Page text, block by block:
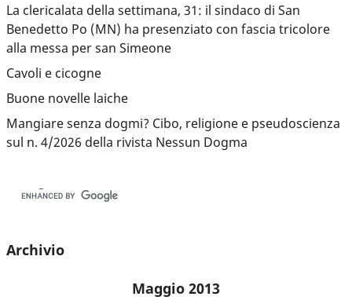
La clericalata della settimana, 31: il sindaco di San
Benedetto Po (MN) ha presenziato con fascia tricolore
alla messa per san Simeone
Cavoli e cicogne
Buone novelle laiche
Mangiare senza dogmi? Cibo, religione e pseudoscienza
sul n. 4/2026 della rivista Nessun Dogma
Archivio
Maggio 2013